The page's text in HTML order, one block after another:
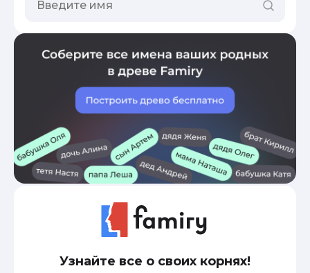
Узнайте все о своих корнях!